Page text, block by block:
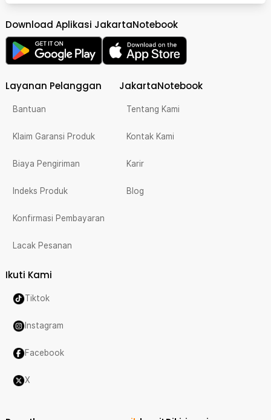
Download Aplikasi JakartaNotebook
Layanan Pelanggan
Bantuan
Klaim Garansi Produk
Biaya Pengiriman
Indeks Produk
Konfirmasi Pembayaran
Lacak Pesanan
JakartaNotebook
Tentang Kami
Kontak Kami
Karir
Blog
Ikuti Kami
Tiktok
Instagram
Facebook
X